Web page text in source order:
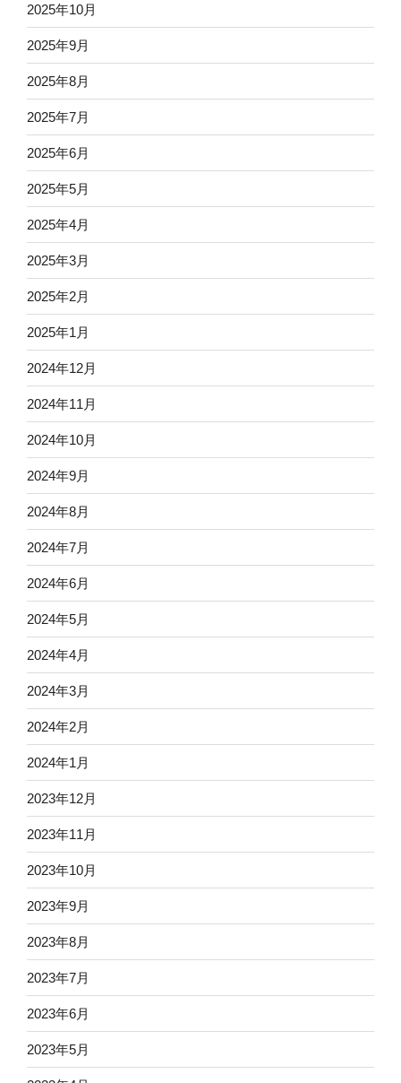
2025年10月
2025年9月
2025年8月
2025年7月
2025年6月
2025年5月
2025年4月
2025年3月
2025年2月
2025年1月
2024年12月
2024年11月
2024年10月
2024年9月
2024年8月
2024年7月
2024年6月
2024年5月
2024年4月
2024年3月
2024年2月
2024年1月
2023年12月
2023年11月
2023年10月
2023年9月
2023年8月
2023年7月
2023年6月
2023年5月